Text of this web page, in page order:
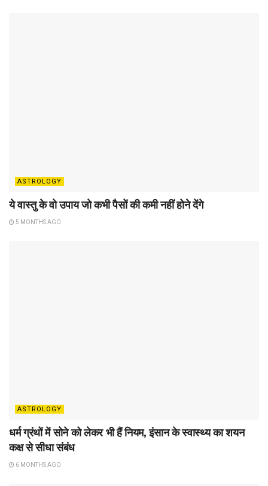
ASTROLOGY
ये वास्तु के वो उपाय जो कभी पैसों की कमी नहीं होने देंगे
5 MONTHS AGO
ASTROLOGY
धर्म ग्रंथों में सोने को लेकर भी हैं नियम, इंसान के स्वास्थ्य का शयन
कक्ष से सीधा संबंध
6 MONTHS AGO